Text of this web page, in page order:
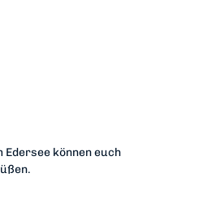
Edersee können euch